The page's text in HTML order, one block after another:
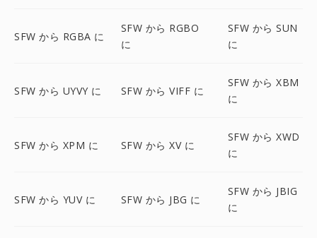
SFW から RGBA に
SFW から RGBO
に
SFW から SUN
に
SFW から UYVY に SFW から VIFF に
SFW から XBM
に
SFW から XPM に SFW から XV に
SFW から XWD
に
SFW から YUV に SFW から JBG に
SFW から JBIG
に